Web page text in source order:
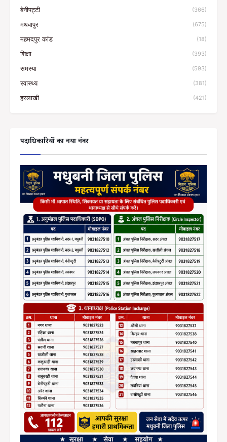
बेनीपट्टी (366)
मधवापुर (675)
महमदपुर कांड (18)
शिक्षा (393)
समस्या (593)
स्वास्थ्य (381)
हरलाखी (421)
पदाधिकारियों का नया नंबर